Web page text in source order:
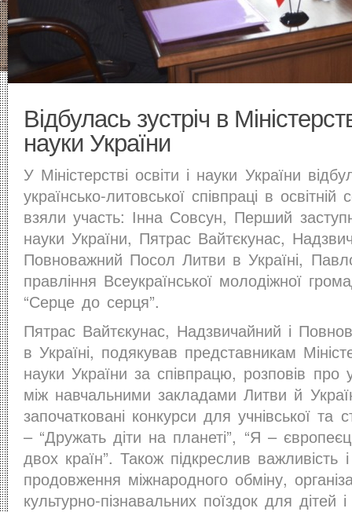
Відбулась зустріч в
науки України
У Міністерстві освіти і науки України
українсько-литовської співпраці в
взяли участь: Інна Совсун, Перший
науки України, Пятрас Вайтєкунас,
Повноважний Посол Литви в Україні,
правління Всеукраїнської молодіжної
“Серце до серця”.
Пятрас Вайтєкунас, Надзвичайний і
в Україні, подякував представникам
науки України за співпрацю, розповів про
між навчальними закладами Литви й
започатковані конкурси для учнівської та
– “Дружать діти на планеті”, “Я –
двох країн”. Також підкреслив важливість і
продовження міжнародного обміну,
культурно-пізнавальних поїздок для дітей